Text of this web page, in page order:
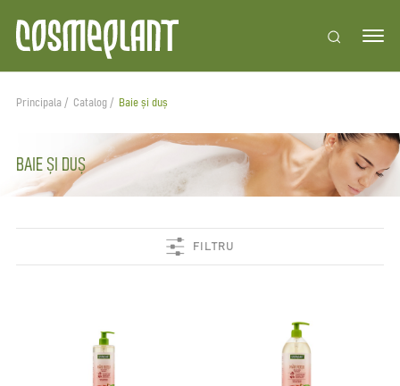
Principala Catalog Baie și duș
BAIE ȘI DUȘ
FILTRU